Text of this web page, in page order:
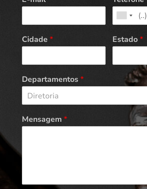
Cidade * Estado*
Departamentos*
Diretoria
Mensagem *